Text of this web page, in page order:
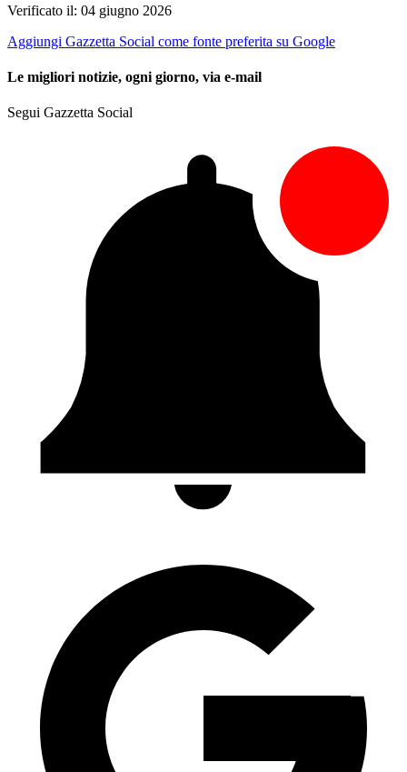
Verificato il: 04 giugno 2026
Aggiungi Gazzetta Social come fonte preferita su Google
Le migliori notizie, ogni giorno, via e-mail
Segui Gazzetta Social